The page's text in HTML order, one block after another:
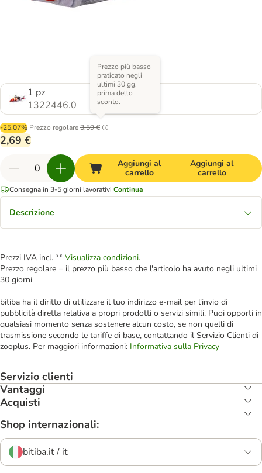
1 pz
1322446.0
-25.07% Prezzo regolare3,59 €
Prezzo più basso
praticato negli
ultimi 30 gg,
prima dello
sconto.
2,69 €
Aggiungi al
carrello
Aggiungi al
carrello
Consegna in 3-5 giorni lavorativi Continua
Descrizione
Prezzi IVA incl. ** Visualizza condizioni.
Prezzo regolare = il prezzo più basso che l'articolo ha avuto negli ultimi
30 giorni
bitiba ha il diritto di utilizzare il tuo indirizzo e-mail per l'invio di
pubblicità diretta relativa a propri prodotti o servizi simili. Puoi opporti in
qualsiasi momento senza sostenere alcun costo, se non quelli di
trasmissione secondo le tariffe di base, contattando il Servizio Clienti di
zooplus. Per maggiori informazioni: Informativa sulla Privacy
Servizio clienti
Vantaggi
Acquisti
Shop internazionali:
bitiba.it / it